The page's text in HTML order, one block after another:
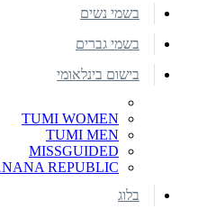
בשמי נשים
בשמי גברים
בישום בינלאומי
TUMI WOMEN
TUMI MEN
MISSGUIDED
REPUBLIC
בלוג